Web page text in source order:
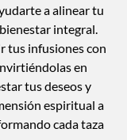
a alinear tu
integral.
tus infusiones con
en
tus deseos y
espiritual a
cada taza